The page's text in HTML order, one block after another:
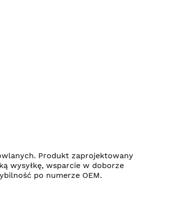
Produkt zaprojektowany
wysyłkę, wsparcie w doborze
po numerze OEM.